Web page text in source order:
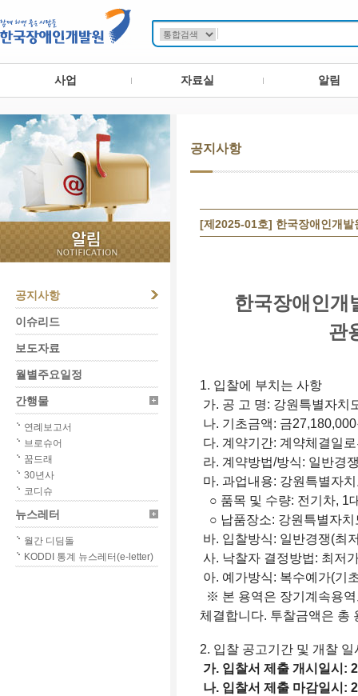
사업 자료실 알림
공지사항
이슈리드
보도자료
월별주요일정
간행물
연례보고서
브로슈어
꿈드래
30년사
코디슈
뉴스레터
월간 디딤돌
KODDI 통계 뉴스레터(e-letter)
공지사항
[제2025-01호] 한국장애인개발
한국장애인개
관
1. 입찰에 부치는 사항
가. 공 고 명: 강원특별자치
나. 기초금액: 금
다. 계약기간: 계약체결일
라. 계약방법/방식: 일반경
마. 과업내용: 강원특별자
○ 품목 및 수량: 전기차, 1
○ 납품장소: 강원특별자
바. 입찰방식: 일반경쟁(최
사. 낙찰자 결정방법: 최저
아. 예가방식: 복수예가(기
※ 본 용역은 장기계속용
체결합니다. 투찰금액은 총
2. 입찰 공고기간 및 개찰 일
가. 입찰서 제출 개시일시:
나. 입찰서 제출 마감일시: